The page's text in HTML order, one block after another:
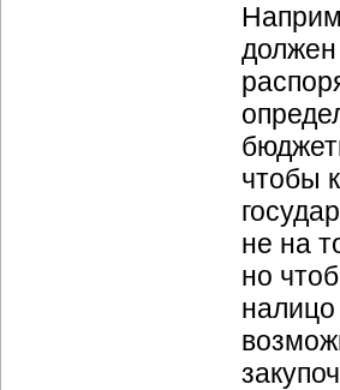
должен
чтобы
не на
но